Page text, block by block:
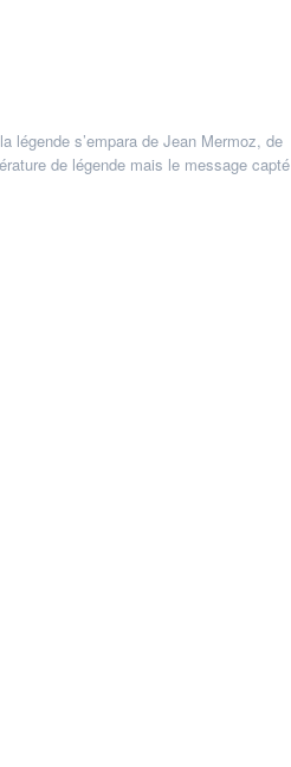
légende s’empara de Jean Mermoz, de
de légende mais le message capté